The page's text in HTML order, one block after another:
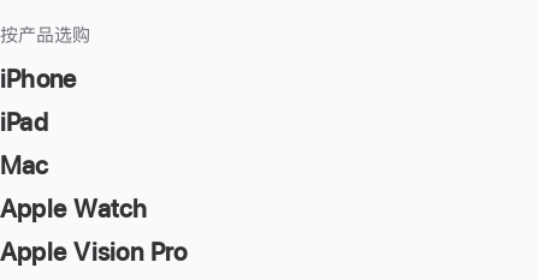
按产品选购
iPhone
iPad
Mac
Apple Watch
Apple Vision Pro